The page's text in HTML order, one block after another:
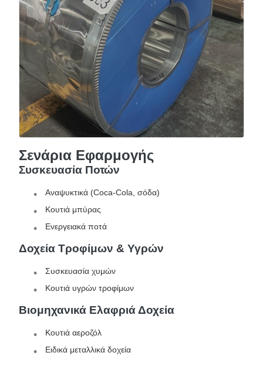
Σενάρια Εφαρμογής
Συσκευασία Ποτών
Αναψυκτικά (Coca-Cola, σόδα)
Κουτιά μπύρας
Ενεργειακά ποτά
Δοχεία Τροφίμων & Υγρών
Συσκευασία χυμών
Κουτιά υγρών τροφίμων
Βιομηχανικά Ελαφριά Δοχεία
Κουτιά αεροζόλ
Ειδικά μεταλλικά δοχεία